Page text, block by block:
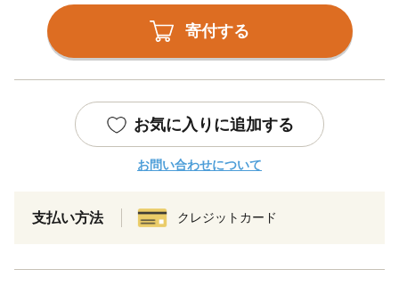
寄付する
お気に入りに追加する
お問い合わせについて
支払い方法 クレジットカード